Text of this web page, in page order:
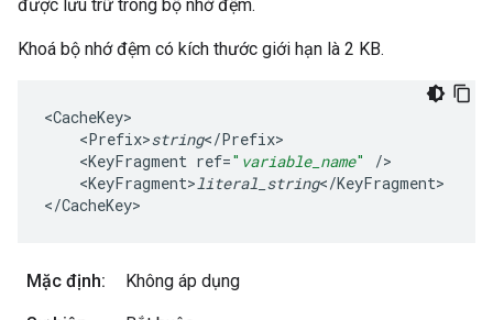
được lưu trữ trong bộ nhớ đệm.
Khoá bộ nhớ đệm có kích thước giới hạn là 2 KB.
<CacheKey
<Prefix>string</Prefix
<KeyFragment ref=" variable_name" /
<KeyFragment>literal_string</KeyFragment>
</CacheKey>
Mặc định: Không áp dụng